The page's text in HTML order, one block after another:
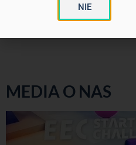
sprawie reklamy wyrobów
MEDIA O NAS
NIE